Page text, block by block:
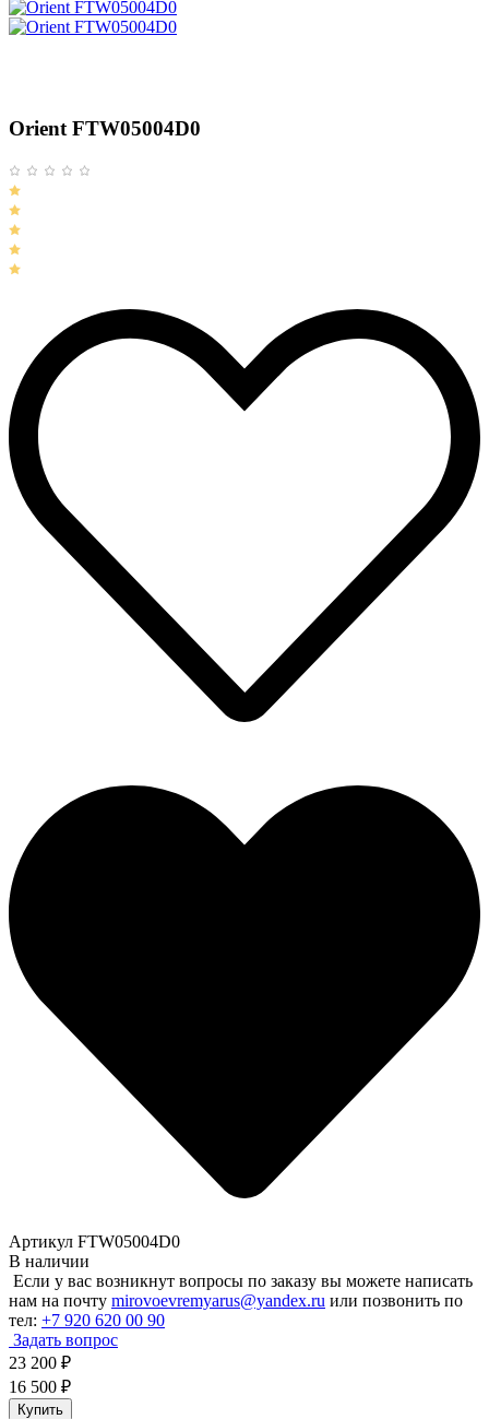
Orient FTW05004D0
Артикул FTW05004D0
В наличии
Если у вас возникнут вопросы по заказу вы можете написать
нам на почту mirovoevremyarus@yandex.ru или позвонить по
тел: +7 920 620 00 90
Задать вопрос
23 200 ₽
16 500 ₽
Купить